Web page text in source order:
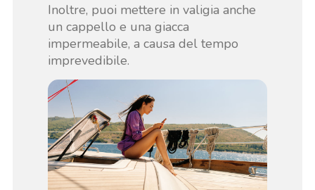
Inoltre, puoi mettere in valigia anche
un cappello e una giacca
impermeabile, a causa del tempo
imprevedibile.